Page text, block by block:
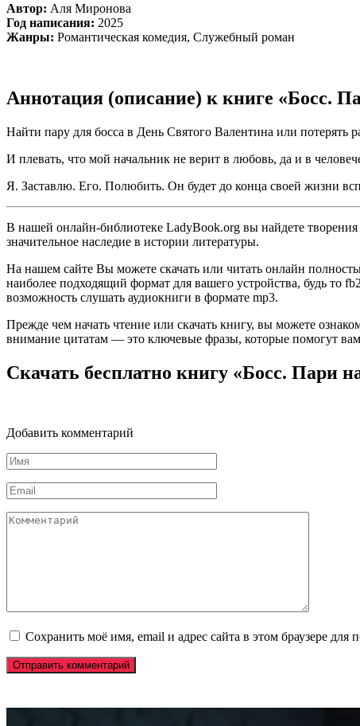
Автор: Аля Миронова
Год написания: 2025
Жанры: Романтическая комедия, Служебный роман
Аннотация (описание) к книге «Босс.
Найти пару для босса в День Святого Валентина или
И плевать, что мой начальник не верит в любовь, да и в
Я. Заставлю. Его. Полюбить. Он будет до конца своей жизни
В нашей онлайн-библиотеке LadyBook.org вы найдете
значительное наследие в истории литературы.
На нашем сайте Вы можете скачать или читать онлайн
наиболее подходящий формат для вашего устройства, будь то
возможность слушать аудиокниги в формате mp3.
Прежде чем начать чтение или скачать книгу, вы можете
внимание цитатам — это ключевые фразы, которые помогут
Скачать бесплатно книгу «Босс. Пари
Добавить комментарий
Имя
*
Email
*
Комментарий
Сохранить моё имя, email и адрес сайта в этом браузере